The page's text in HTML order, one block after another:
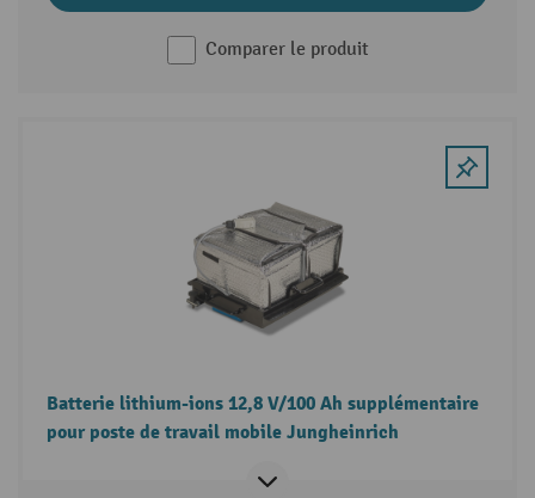
Comparer le produit
Batterie lithium-ions 12,8 V/100 Ah supplémentaire
pour poste de travail mobile Jungheinrich